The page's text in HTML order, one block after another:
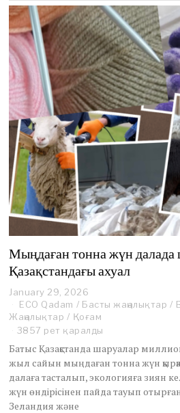
,
2
0
2
6
Мыңдаған тонна жүн далада
Қазақстандағы ахуал
January 29, 2026
e
b
r
a
r
y
2
ECO Qadam / Басты жаңалықтар /
Жаңалықтар / Қоғам
3857 рет қаралды
Батыс Қазақстанда шаруалар
жыл сайын мыңдаған тонна жүн
далаға тасталып, экологияға зиян
жүн өндірісінен пайда тауып
Зеландия және